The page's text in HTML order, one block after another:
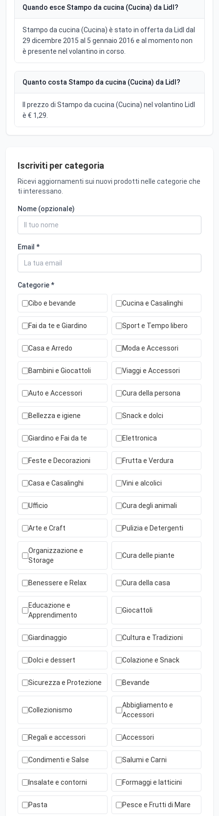
Quando esce Stampo da cucina (Cucina) da Lidl?
Stampo da cucina (Cucina) è stato in offerta da Lidl dal
29 dicembre 2015 al 5 gennaio 2016 e al momento non
è presente nel volantino in corso.
Quanto costa Stampo da cucina (Cucina) da Lidl?
Il prezzo di Stampo da cucina (Cucina) nel volantino Lidl
è € 1,29.
Iscriviti per categoria
Ricevi aggiornamenti sui nuovi prodotti nelle categorie che
ti interessano.
Nome (opzionale)
Email *
Categorie *
Cibo e bevande Cucina e Casalinghi
Fai da te e Giardino Sport e Tempo libero
Casa e Arredo Moda e Accessori
Bambini e Giocattoli Viaggi e Accessori
Auto e Accessori Cura della persona
Bellezza e igiene Snack e dolci
Giardino e Fai da te Elettronica
Feste e Decorazioni Frutta e Verdura
Casa e Casalinghi Vini e alcolici
Ufficio Cura degli animali
Arte e Craft Pulizia e Detergenti
Organizzazione e
Storage
Cura delle piante
Benessere e Relax Cura della casa
Educazione e
Apprendimento
Giocattoli
Giardinaggio Cultura e Tradizioni
Dolci e dessert Colazione e Snack
Sicurezza e Protezione Bevande
Collezionismo
Abbigliamento e
Accessori
Regali e accessori Accessori
Condimenti e Salse Salumi e Carni
Insalate e contorni Formaggi e latticini
Pasta Pesce e Frutti di Mare